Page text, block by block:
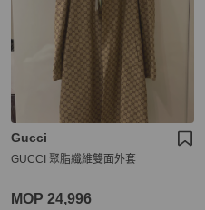
Gucci
GUCCI 聚脂纖維雙面外套
MOP 24,996